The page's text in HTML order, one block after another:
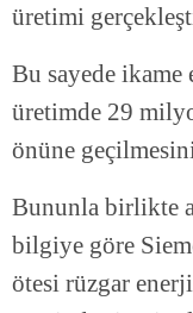
üretimi
Bu sayede
üretimde 29
önüne
Bununla birlikte
bilgiye göre
ötesi rüzgar